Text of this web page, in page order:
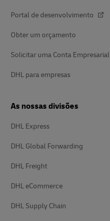
Portal de desenvolvimento
Obter um orçamento
Solicitar uma Conta Empresarial
DHL para empresas
As nossas divisões
DHL Express
DHL Global Forwarding
DHL Freight
DHL eCommerce
DHL Supply Chain